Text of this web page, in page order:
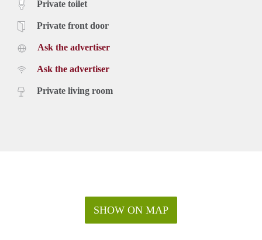
Private toilet
Private front door
Ask the advertiser
Ask the advertiser
Private living room
SHOW ON MAP